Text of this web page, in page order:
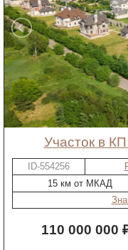
участок в
ID-554256
15 км от МКАД
110 000 000